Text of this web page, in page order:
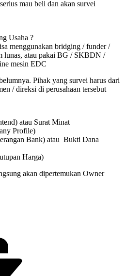
mau beli dan akan survei
Usaha ?
menggunakan bridging / funder /
lunas, atau pakai BG / SKBDN /
mesin EDC
Pihak yang survei harus dari
/ direksi di perusahaan tersebut
atau Surat Minat
Profile)
Bank) atau Bukti Dana
Harga)
akan dipertemukan Owner